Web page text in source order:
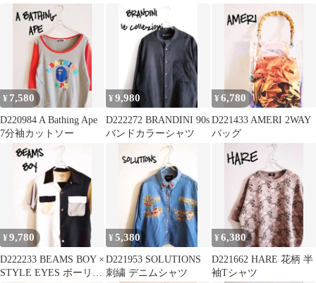
ク Tシャツ OR
ットソー
¥ 7,580
D220984 A Bathing Ape
7分袖カットソー
¥9,980
D222272 BRANDINI 90s
バンドカラーシャツ
¥6,780
D221433 AMERI 2WAY
バッグ
¥9,780
D222233 BEAMS BOY ×
STYLE EYES ボーリン
¥5,380
D221953 SOLUTIONS
刺繍 デニムシャツ
¥6,380
D221662 HARE 花柄 半
袖Tシャツ